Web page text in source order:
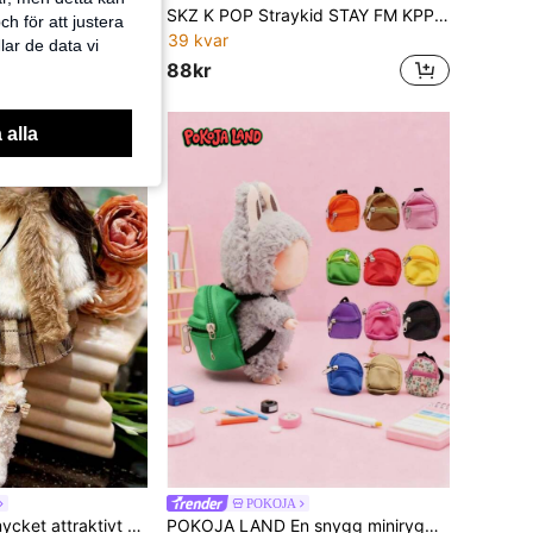
SKZ K POP Straykid STAY FM KPP Anime Cartoon nyckelring SKZ 5'CLOCK mini hängsmycke MIMI-docka musikfestivaltillbehör fansamling present födelsedagspresent Alla de helgonas dag-present
39 kvar
88kr
1 st skogstema mycket attraktivt 30 cm BJD-outfitset flicka singel docka prinsessfigur leksakspresent för tonåringar samlare födelsedagsfest
POKOJA
POKOJA LAND En snygg miniryggsäck designad exklusivt för Labubu - En söt miniryggsäck i olika stilar. Den är både moderiktig och bedårande och passar de flesta dockstorlekar. Det är ett utmärkt plagg för gör-det-själv-dockkläder, med 12 ljusa färgalternativ att välja mellan.
för att justera
de data vi
alla